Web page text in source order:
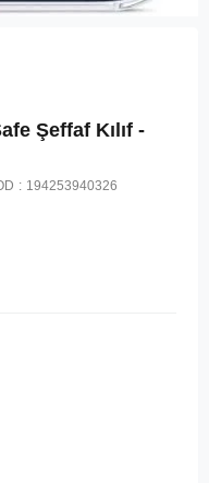
Şeffaf Kılıf -
: 194253940326